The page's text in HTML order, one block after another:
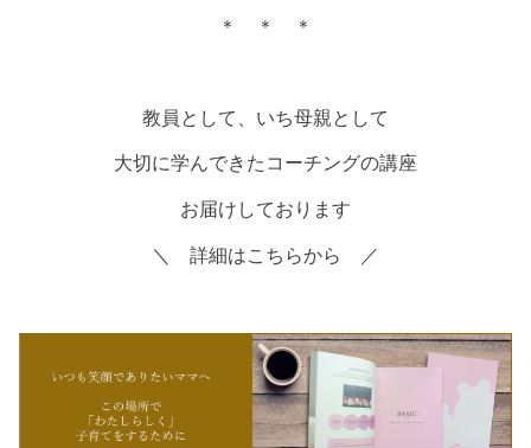
＊ ＊ ＊
教員として、いち母親として
大切に学んできたコーチングの講座
お届けしております
＼ 詳細はこちらから ／